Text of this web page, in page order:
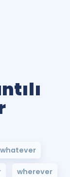
whatever
wherever